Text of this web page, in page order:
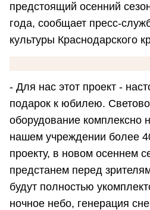
предстоящий осенний
года, сообщает пресс-
культуры Краснодарского
- Для нас этот проект -
подарок к юбилею.
оборудование комплексно
нашем учреждении более
проекту, в новом осеннем
предстанем перед
будут полностью
ночное небо, генерация